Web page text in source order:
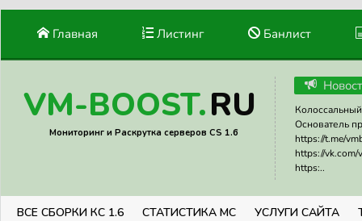
Главная Листинг Банлист
VM-BOOST.RU
Мониторинг и Раскрутка серверов CS 1.6
Основатель
https://t.me/
https://vk.com/
https:..
ВСЕ СБОРКИ КС 1.6 СТАТИСТИКА МС УСЛУГИ САЙТА